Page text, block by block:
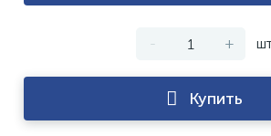
- +
Купить